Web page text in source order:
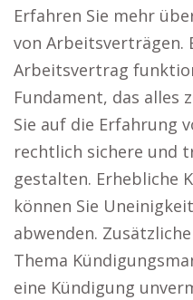
Erfahren Sie mehr
von Arbeitsverträgen.
Arbeitsvertrag
Fundament, das alles
Sie auf die Erfahrung
rechtlich sichere und
gestalten. Erhebliche
können Sie
abwenden.
Thema
eine Kündigung